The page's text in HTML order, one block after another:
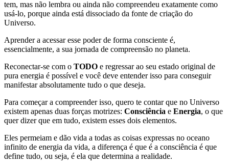
tem, mas não lembra ou ainda não compreendeu exatamente como
usá-lo, porque ainda está dissociado da fonte de criação do
Universo.
Aprender a acessar esse poder de forma consciente é,
essencialmente, a sua jornada de compreensão no planeta.
Reconectar-se com o TODO e regressar ao seu estado original de
pura energia é possível e você deve entender isso para conseguir
manifestar absolutamente tudo o que deseja.
Para começar a compreender isso, quero te contar que no Universo
existem apenas duas forças motrizes: Consciência e Energia, o que
quer dizer que em tudo, existem esses dois elementos.
Eles permeiam e dão vida a todas as coisas expressas no oceano
infinito de energia da vida, a diferença é que é a consciência é que
define tudo, ou seja, é ela que determina a realidade.